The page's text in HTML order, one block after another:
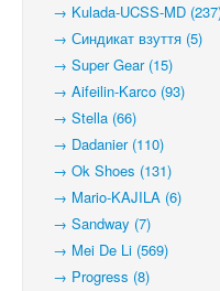
→ Kulada-UCSS-MD
→ Синдикат взуття (5)
→ Super Gear (15)
→ Aifeilin-Karco (93)
→ Stella (66)
→ Dadanier (110)
→ Ok Shoes (131)
→ Mario-KAJILA (6)
→ Sandway (7)
→ Mei De Li (569)
→ Progress (8)